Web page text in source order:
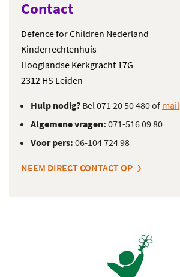
Contact
Defence for Children Nederland
Kinderrechtenhuis
Hooglandse Kerkgracht 17G
2312 HS Leiden
Hulp nodig? Bel 071 20 50 480 of mail
Algemene vragen: 071-516 09 80
Voor pers: 06-104 724 98
NEEM DIRECT CONTACT OP